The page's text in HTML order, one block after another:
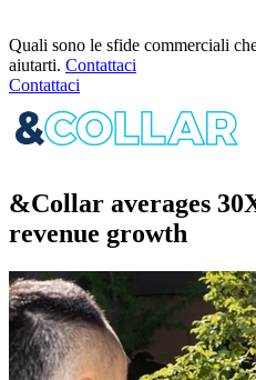
Quali sono le sfide commerciali
aiutarti. Contattaci
Contattaci
&Collar averages
revenue growth